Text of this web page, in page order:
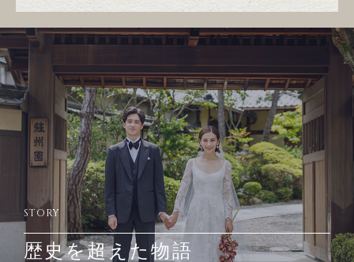
STORY
歴史を超えた物語